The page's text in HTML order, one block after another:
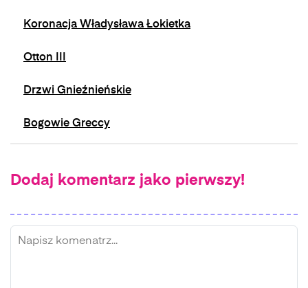
Koronacja Władysława Łokietka
Otton III
Drzwi Gnieźnieńskie
Bogowie Greccy
Dodaj komentarz jako pierwszy!